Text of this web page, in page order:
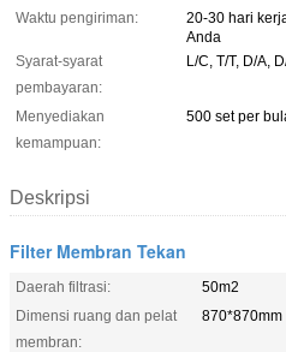
Waktu pengiriman:
20-30 hari
Anda
Syarat-syarat
pembayaran:
L/C, T/T, D/A,
Menyediakan
kemampuan:
500 set per
Deskripsi
Filter Membran Tekan
Daerah filtrasi:
50m2
Dimensi ruang dan pelat
membran:
870*870mm